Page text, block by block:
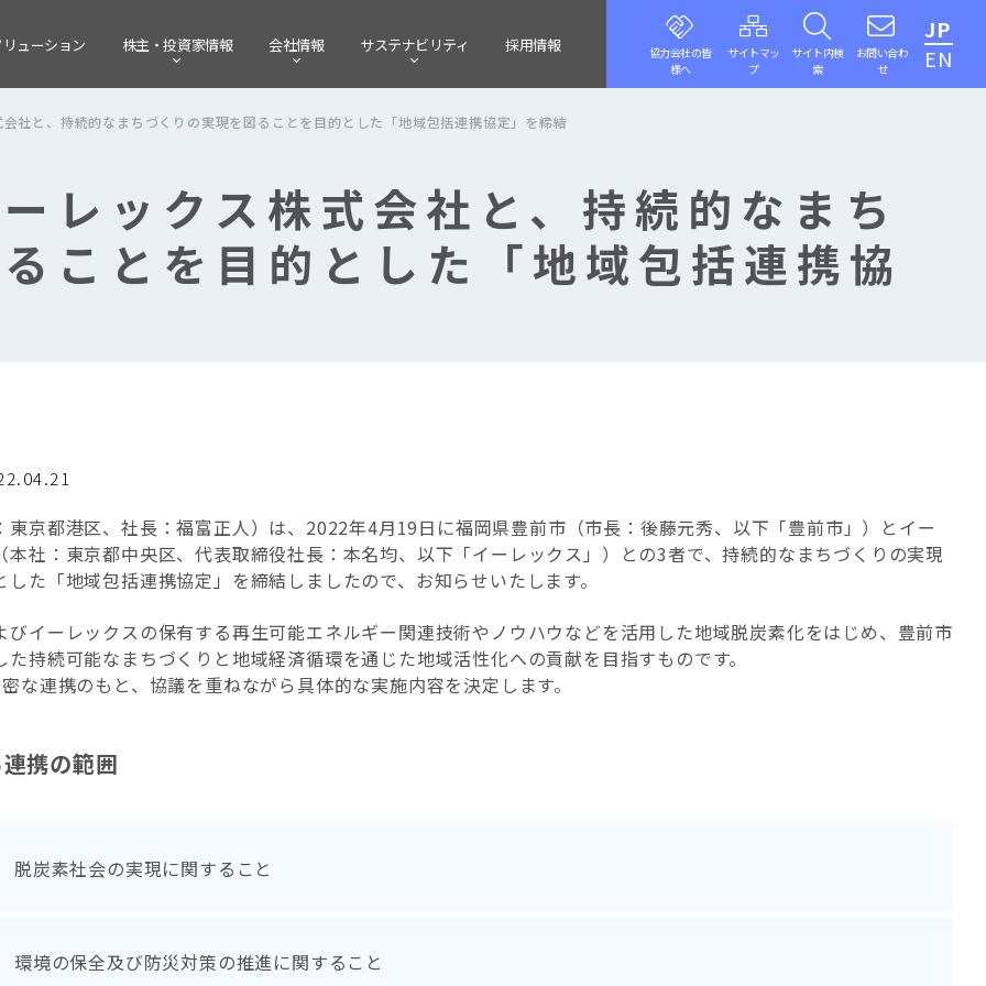
ューション 株主・投資家情報 会社情報 サステナビリティ 採用情報
協力会社の皆
様へ
サイトマッ
プ
サイト内検
索
お問い合わ
せ
JP
EN
社と、持続的なまちづくりの実現を図ることを目的とした「地域包括連携協定」を締結
レックス株式会社と、持続的なまち
ことを目的とした「地域包括連携協
東京都港区、社長：福富正人）は、2022年4月19日に福岡県豊前市（市長：後藤元秀、以下「豊前市」）とイー
本社：東京都中央区、代表取締役社長：本名均、以下「イーレックス」）との3者で、持続的なまちづくりの実現
た「地域包括連携協定」を締結しましたので、お知らせいたします。
びイーレックスの保有する再生可能エネルギー関連技術やノウハウなどを活用した地域脱炭素化をはじめ、豊前市
持続可能なまちづくりと地域経済循環を通じた地域活性化への貢献を目指すものです。
な連携のもと、協議を重ねながら具体的な実施内容を決定します。
携の範囲
脱炭素社会の実現に関すること
環境の保全及び防災対策の推進に関すること